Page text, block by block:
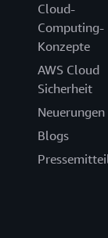
Cloud-
Computing-
Konzepte
AWS Cloud
Sicherheit
Neuerungen
Blogs